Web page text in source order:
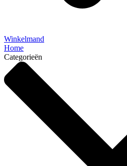
Winkelmand
Home
Categorieën